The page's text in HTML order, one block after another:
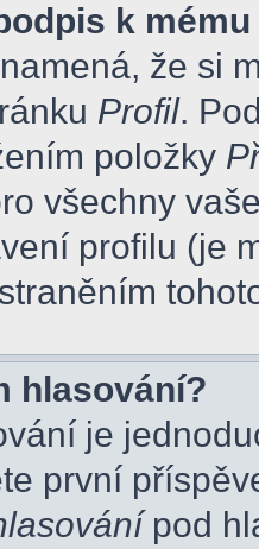
k
že si
Profil.
položky
všechny
profilu (je
hlasování?
je
první
pod